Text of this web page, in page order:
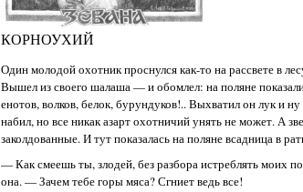
КОРНОУХИЙ
Один молодой охотник проснулся как-то на рассвете в
Вышел из своего шалаша — и обомлел: на поляне
енотов, волков, белок, бурундуков!.. Выхватил он лук и
набил, но все никак азарт охотничий унять не может. А
заколдованные. И тут показалась на поляне всадница в
— Как смеешь ты, злодей, без разбора истреблять моих
она. — Зачем тебе горы мяса? Сгниет ведь все!